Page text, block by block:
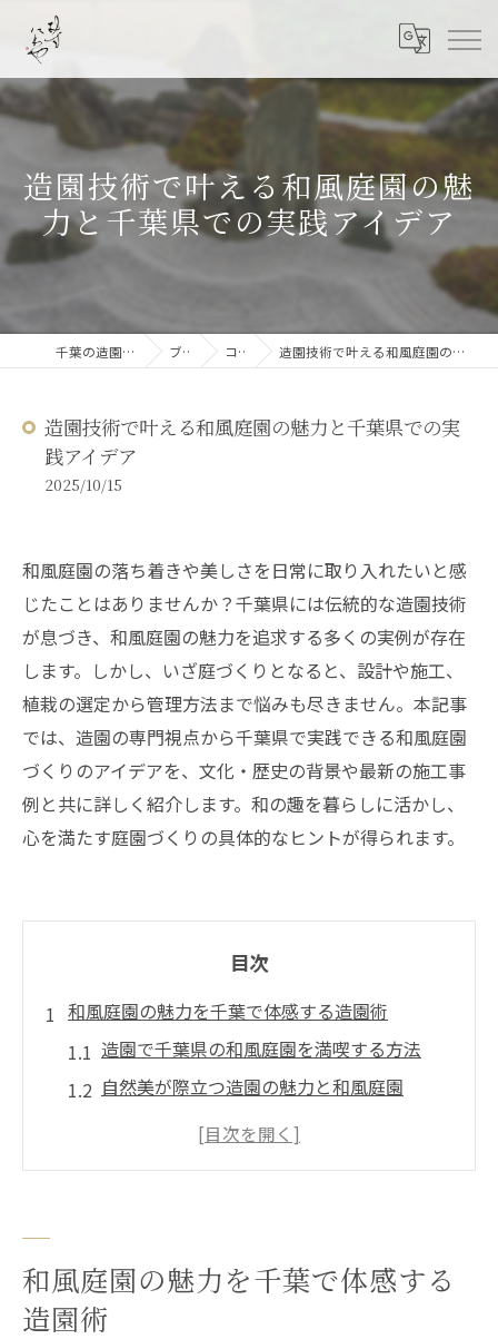
造園技術で叶える和風庭園の魅
力と千葉県での実践アイデア
千葉の造園なら結ニワ屋 ブログ コラム 造園技術で叶える和風庭園の魅力と千葉県での実践アイデア
造園技術で叶える和風庭園の魅力と千葉県での実
践アイデア
2025/10/15
和風庭園の落ち着きや美しさを日常に取り入れたいと感
じたことはありませんか？千葉県には伝統的な造園技術
が息づき、和風庭園の魅力を追求する多くの実例が存在
します。しかし、いざ庭づくりとなると、設計や施工、
植栽の選定から管理方法まで悩みも尽きません。本記事
では、造園の専門視点から千葉県で実践できる和風庭園
づくりのアイデアを、文化・歴史の背景や最新の施工事
例と共に詳しく紹介します。和の趣を暮らしに活かし、
心を満たす庭園づくりの具体的なヒントが得られます。
目次
和風庭園の魅力を千葉で体感する造園術
造園で千葉県の和風庭園を満喫する方法
自然美が際立つ造園の魅力と和風庭園
千葉ならではの造園が和風庭園に生む癒し
造園が叶える千葉県の和風庭園空間づくり
千葉の造園技術で実感する和の庭の心地よ
和風庭園の魅力を千葉で体感する
造園術